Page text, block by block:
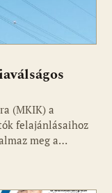
(MKIK) a
felajánlásaihoz
meg a…